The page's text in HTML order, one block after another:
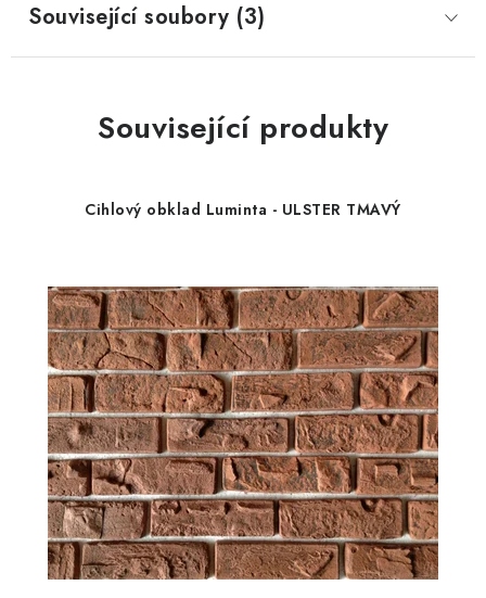
Související soubory (3)
Související produkty
Cihlový obklad Luminta - ULSTER TMAVÝ